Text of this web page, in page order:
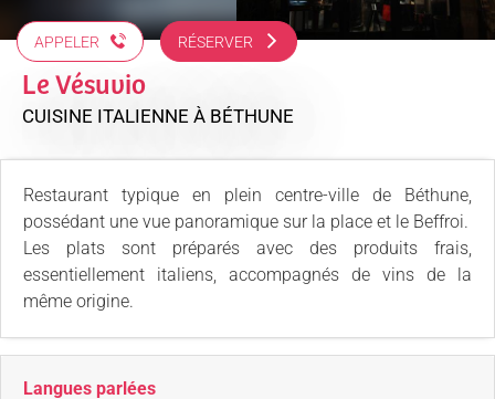
APPELER RÉSERVER
Le Vésuvio
CUISINE ITALIENNE À BÉTHUNE
Restaurant typique en plein centre-ville de Béthune,
possédant une vue panoramique sur la place et le Beffroi.
Les plats sont préparés avec des produits frais,
essentiellement italiens, accompagnés de vins de la
même origine.
Langues parlées